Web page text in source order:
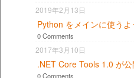
2019年2月13日
Python をメインに使う
0 Comments
2017年3月10日
.NET Core Tools 1.0 が
0 Comments